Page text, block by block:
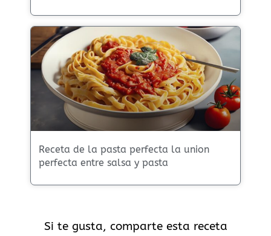
Receta de la pasta perfecta la union
perfecta entre salsa y pasta
Si te gusta, comparte esta receta